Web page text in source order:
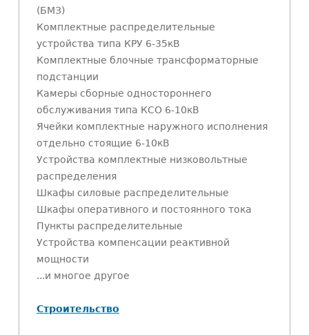
(БМЗ)
Комплектные распределительные
устройства типа КРУ 6-35кВ
Комплектные блочные трансформаторные
подстанции
Камеры сборные одностороннего
обслуживания типа КСО 6-10кВ
Ячейки комплектные наружного исполнения
отдельно стоящие 6-10кВ
Устройства комплектные низковольтные
распределения
Шкафы силовые распределительные
Шкафы оперативного и постоянного тока
Пункты распределительные
Устройства компенсации реактивной
мощности
...и многое другое
Строительство